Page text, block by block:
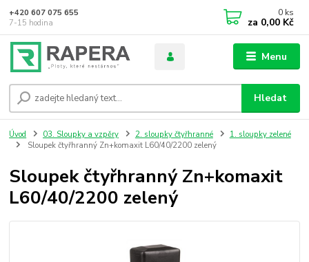
Menu
Hledat
+420 607 075 655
7-15 hodina
0 ks
za 0,00 Kč
Úvod 03. Sloupky a vzpěry 2. sloupky čtyřhranné
1. sloupky zelené
Sloupek čtyřhranný Zn+komaxit L60/40/2200 zelený
Sloupek čtyřhranný Zn+komaxit
L60/40/2200 zelený